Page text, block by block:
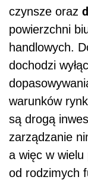
czynsze oraz
powierzchni
handlowych.
dochodzi
warunków
są drogą
zarządzanie
a więc w
od rodzimych